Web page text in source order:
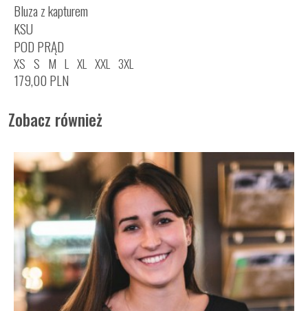
Bluza z kapturem
KSU
POD PRĄD
XS S M L XL XXL 3XL
179,00 PLN
Zobacz również